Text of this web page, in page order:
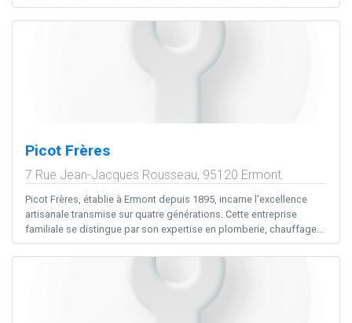
Picot Frères
7 Rue Jean-Jacques Rousseau, 95120 Ermont
Picot Frères, établie à Ermont depuis 1895, incarne l’excellence
artisanale transmise sur quatre générations. Cette entreprise
familiale se distingue par son expertise en plomberie, chauffage...